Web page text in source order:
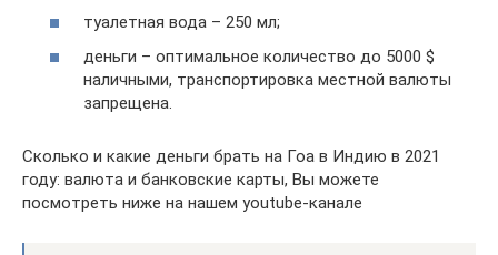
туалетная вода – 250 мл;
деньги – оптимальное количество до 5000 $
наличными, транспортировка местной валюты
запрещена.
Сколько и какие деньги брать на Гоа в Индию в 2021
году: валюта и банковские карты, Вы можете
посмотреть ниже на нашем youtube-канале